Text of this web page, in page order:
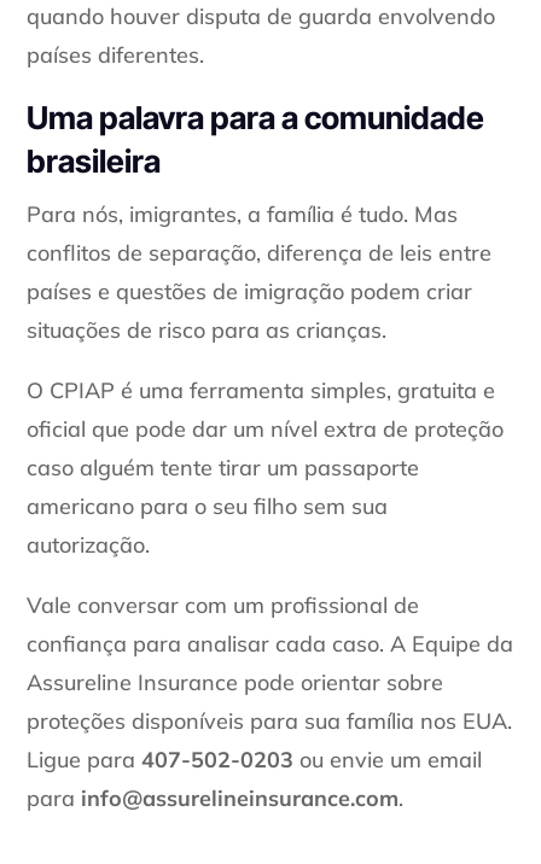
quando houver disputa de guarda envolvendo
países diferentes.
Uma palavra para a comunidade
brasileira
Para nós, imigrantes, a família é tudo. Mas
conflitos de separação, diferença de leis entre
países e questões de imigração podem criar
situações de risco para as crianças.
O CPIAP é uma ferramenta simples, gratuita e
oficial que pode dar um nível extra de proteção
caso alguém tente tirar um passaporte
americano para o seu filho sem sua
autorização.
Vale conversar com um profissional de
confiança para analisar cada caso. A Equipe da
Assureline Insurance pode orientar sobre
proteções disponíveis para sua família nos EUA.
Ligue para407-502-0203 ou envie um email
para info@assurelineinsurance.com.